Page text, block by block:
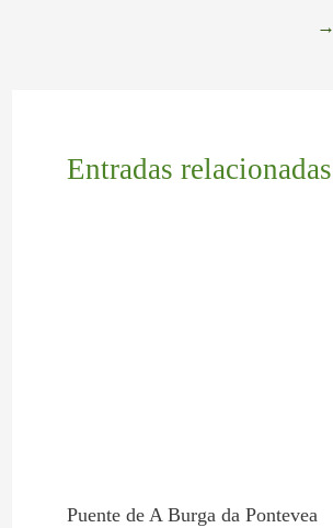
→
Entradas relacionadas
Puente de A Burga da Pontevea